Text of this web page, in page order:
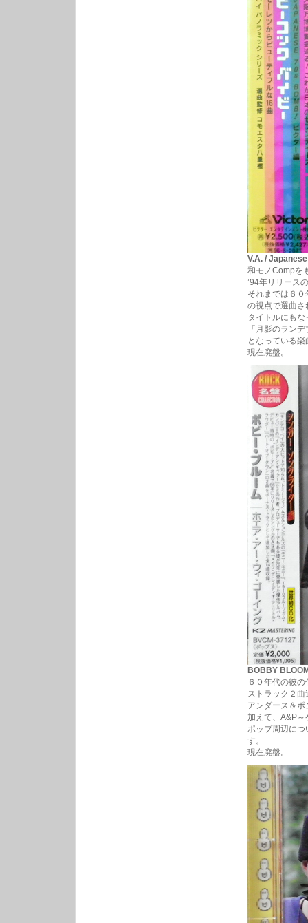
V.A. /
和モノCompを
’94年リリース
それまでは６
の視点で選曲
タイトルにも
「月影のラン
となっている
現在廃盤。
BOBBY
６０年代の彼
ストラック２
アンダース＆
加えて、A&P
ポップ周辺につ
す。
現在廃盤。